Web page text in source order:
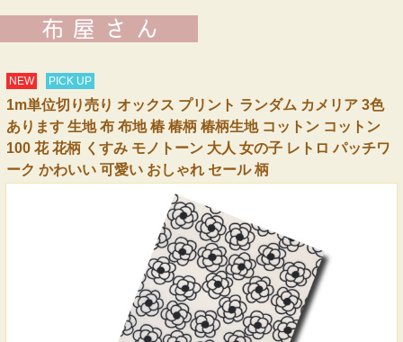
NEW PICK UP
1m単位切り売り オックス プリント ランダム カメリア 3色
あります 生地 布 布地 椿 椿柄 椿柄生地 コットン コットン
100 花 花柄 くすみ モノトーン 大人 女の子 レトロ パッチワ
ーク かわいい 可愛い おしゃれ セール 柄